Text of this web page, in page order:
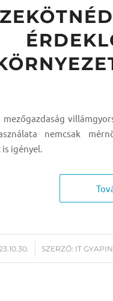
mezőgazdaság
nemcsak
igényel.
SZERZŐ: IT